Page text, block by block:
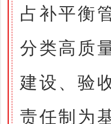
占补平衡
分类高质
建设、验
责任制为